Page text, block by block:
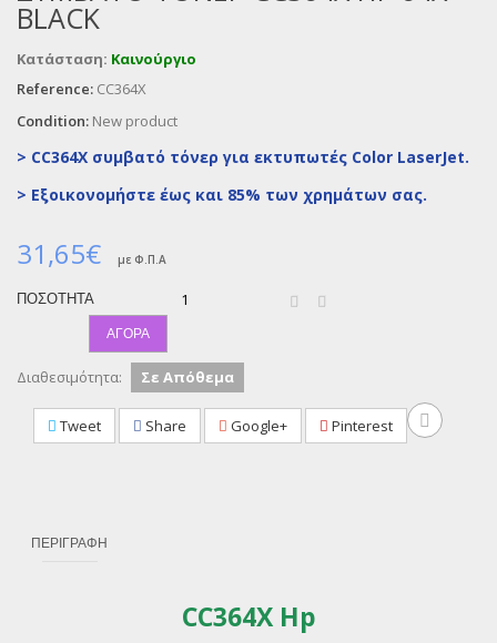
BLACK
Κατάσταση: Καινούργιο
Reference: CC364X
Condition: New product
> CC364X συμβατό τόνερ για εκτυπωτές Color LaserJet.
> Εξοικονομήστε έως και 85% των χρημάτων σας.
31,65€ με Φ.Π.Α
ΠΟΣΌΤΗΤΑ
ΑΓΟΡΆ
Διαθεσιμότητα: Σε Απόθεμα
Tweet Share Google+ Pinterest
ΠΕΡΙΓΡΑΦΉ
CC364X Hp